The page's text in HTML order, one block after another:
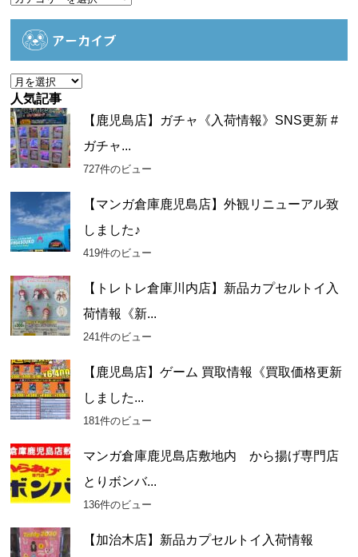
アーカイブ
ア
ー
カ
イ
ブ
人気記事
【鹿児島店】ガチャ《入荷情報》SNS更新 #
ガチャ...
727件のビュー
【マンガ倉庫鹿児島店】外観リニューアル致
しました♪
419件のビュー
【トレトレ倉庫川内店】新品カプセルトイ入
荷情報《新...
241件のビュー
【鹿児島店】ゲーム 買取情報《買取価格更新
しました...
181件のビュー
マンガ倉庫鹿児島店敷地内 から揚げ専門店
とりボンバ...
136件のビュー
【加治木店】新品カプセルトイ入荷情報